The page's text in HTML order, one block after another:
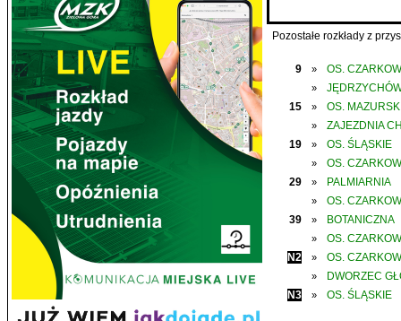
Pozostałe rozkłady z
9 » OS.
»
15
» OS.
»
ZAJEZDNIA
19
» OS. ŚLĄSKIE
»
OS.
29
» PALMIARNIA
»
OS.
39
» BOTANICZNA
»
OS.
N2
» OS.
»
DWORZEC
N3
» OS. ŚLĄSKIE